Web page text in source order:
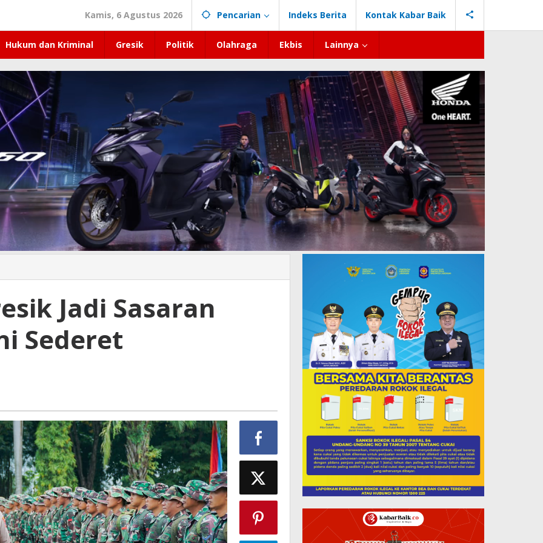
Kamis, 6 Agustus 2026 Pencarian Indeks Berita Kontak Kabar Baik
Hukum dan Kriminal Gresik Politik Olahraga Ekbis Lainnya
Jadi Sasaran
Sederet